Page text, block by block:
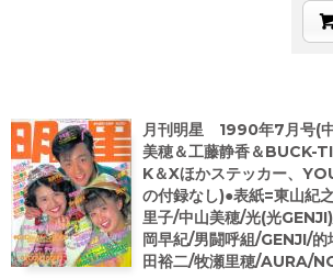
月刊明星 1990年7月号(
美穂＆工藤静香＆BUCK-
K＆Xほかステッカー、
の付録なし)●表紙=東山紀
里子/中山美穂/光(光
岡早紀/男闘呼組/GENJI/
田裕二/牧瀬里穂/AURA/